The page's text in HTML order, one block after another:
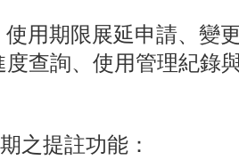
用期限展延申請、變
查詢、使用管理紀錄
之提註功能：